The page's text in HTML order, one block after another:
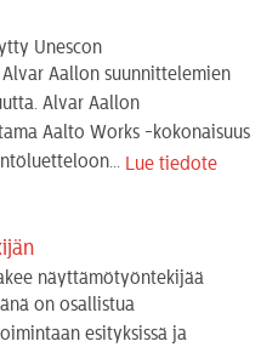
Unescon
Aallon suunnittelemien
Alvar Aallon
Aalto Works -kokonaisuus
Lue tiedote
näyttämötyöntekijää
on osallistua
esityksissä ja